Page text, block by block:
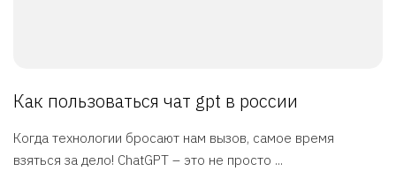
Как пользоваться чат gpt в россии
Когда технологии бросают нам вызов, самое время
взяться за дело! ChatGPT – это не просто ...